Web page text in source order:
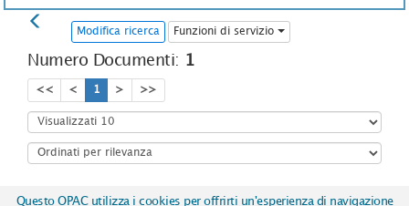
Questo OPAC utilizza i cookies per offrirti un'esperienza di navigazione
Modifica ricerca Funzioni di servizio
Numero Documenti: 1
<< < 1 > >>